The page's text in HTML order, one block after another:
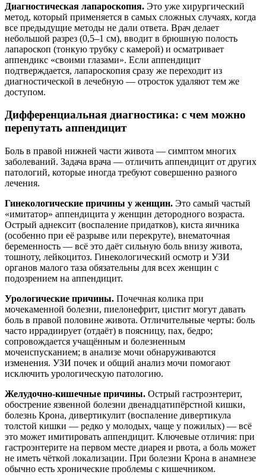
Диагностическая лапароскопия. Это уже хирургический
метод, который применяется в самых сложных случаях, когда
все предыдущие методы не дали ответа. Врач делает
небольшой разрез (0,5–1 см), вводит в брюшную полость
лапароскоп (тонкую трубку с камерой) и осматривает
аппендикс «своими глазами». Если аппендицит
подтверждается, лапароскопия сразу же переходит из
диагностической в лечебную — отросток удаляют тем же
доступом.
Дифференциальная диагностика: с чем можно
перепутать аппендицит
Боль в правой нижней части живота — симптом многих
заболеваний. Задача врача — отличить аппендицит от других
патологий, которые иногда требуют совершенно разного
лечения.
Гинекологические причины у женщин. Это самый частый
«имитатор» аппендицита у женщин детородного возраста.
Острый аднексит (воспаление придатков), киста яичника
(особенно при её разрыве или перекруте), внематочная
беременность — всё это даёт сильную боль внизу живота,
тошноту, лейкоцитоз. Гинекологический осмотр и УЗИ
органов малого таза обязательны для всех женщин с
подозрением на аппендицит.
Урологические причины. Почечная колика при
мочекаменной болезни, пиелонефрит, цистит могут давать
боль в правой половине живота. Отличительные черты: боль
часто иррадиирует (отдаёт) в поясницу, пах, бедро;
сопровождается учащённым и болезненным
мочеиспусканием; в анализе мочи обнаруживаются
изменения. УЗИ почек и общий анализ мочи помогают
исключить урологическую патологию.
Желудочно-кишечные причины. Острый гастроэнтерит,
обострение язвенной болезни двенадцатипёрстной кишки,
болезнь Крона, дивертикулит (воспаление дивертикула
толстой кишки — редко у молодых, чаще у пожилых) — всё
это может имитировать аппендицит. Ключевые отличия: при
гастроэнтерите на первом месте диарея и рвота, а боль может
не иметь чёткой локализации. При болезни Крона в анамнезе
обычно есть хронические проблемы с кишечником.